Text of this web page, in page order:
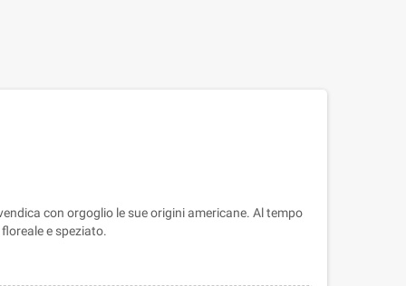
con orgoglio le sue origini americane. Al tempo
e speziato.